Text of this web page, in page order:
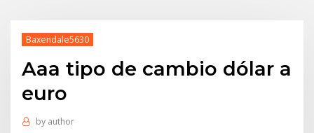
Baxendale5630
Aaa tipo de cambio dólar a
euro
by author